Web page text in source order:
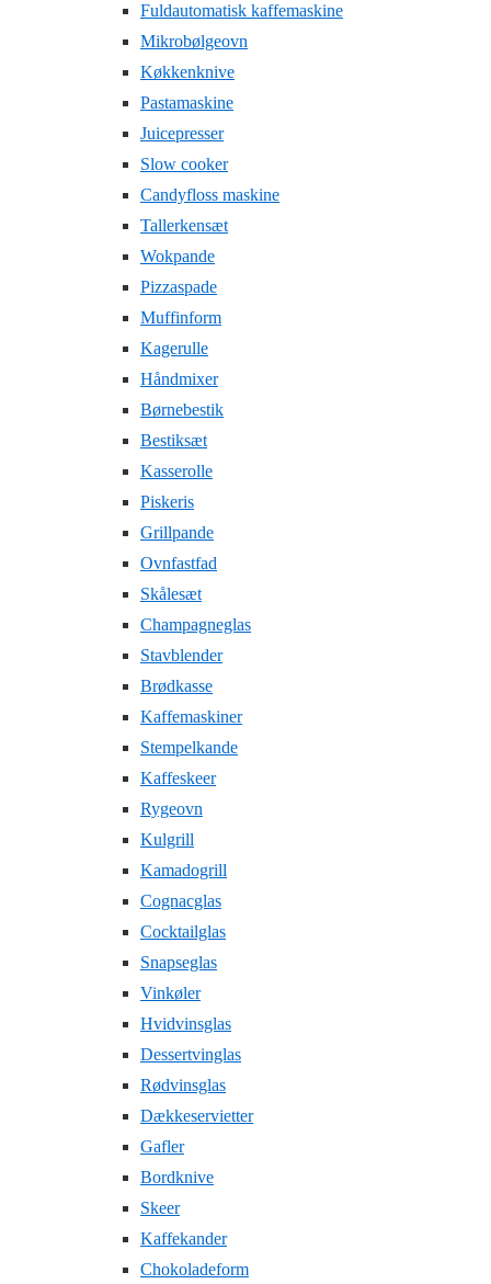
Fuldautomatisk kaffemaskine
Mikrobølgeovn
Køkkenknive
Pastamaskine
Juicepresser
Slow cooker
Candyfloss maskine
Tallerkensæt
Wokpande
Pizzaspade
Muffinform
Kagerulle
Håndmixer
Børnebestik
Bestiksæt
Kasserolle
Piskeris
Grillpande
Ovnfastfad
Skålesæt
Champagneglas
Stavblender
Brødkasse
Kaffemaskiner
Stempelkande
Kaffeskeer
Rygeovn
Kulgrill
Kamadogrill
Cognacglas
Cocktailglas
Snapseglas
Vinkøler
Hvidvinsglas
Dessertvinglas
Rødvinsglas
Dækkeservietter
Gafler
Bordknive
Skeer
Kaffekander
Chokoladeform